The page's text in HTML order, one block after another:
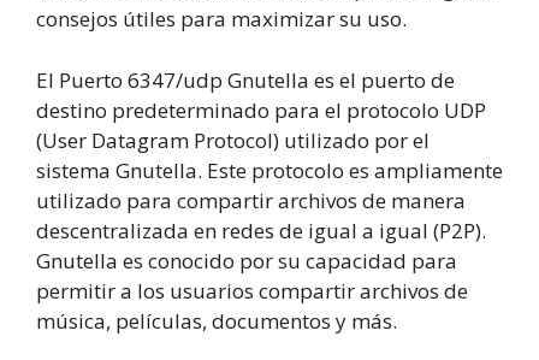
consejos útiles para maximizar su uso.
El Puerto 6347/udp Gnutella es el puerto de
destino predeterminado para el protocolo UDP
(User Datagram Protocol) utilizado por el
sistema Gnutella. Este protocolo es ampliamente
utilizado para compartir archivos de manera
descentralizada en redes de igual a igual (P2P).
Gnutella es conocido por su capacidad para
permitir a los usuarios compartir archivos de
música, películas, documentos y más.